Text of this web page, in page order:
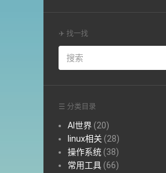
✈ 找一找
☰ 分类目录
AI世界 (20)
linux相关 (28)
操作系统 (38)
常用工具 (66)